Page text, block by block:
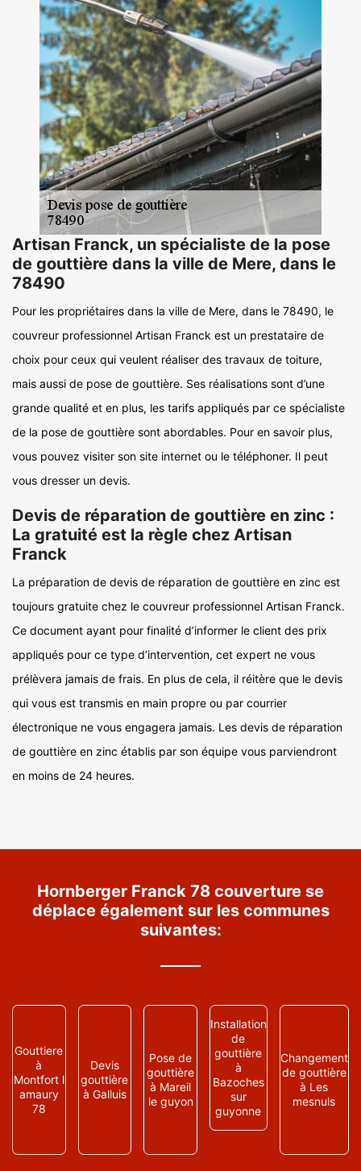
Artisan Franck, un spécialiste de la pose
de gouttière dans la ville de Mere, dans le
78490
Pour les propriétaires dans la ville de Mere, dans le 78490, le
couvreur professionnel Artisan Franck est un prestataire de
choix pour ceux qui veulent réaliser des travaux de toiture,
mais aussi de pose de gouttière. Ses réalisations sont d’une
grande qualité et en plus, les tarifs appliqués par ce spécialiste
de la pose de gouttière sont abordables. Pour en savoir plus,
vous pouvez visiter son site internet ou le téléphoner. Il peut
vous dresser un devis.
Devis de réparation de gouttière en zinc :
La gratuité est la règle chez Artisan
Franck
La préparation de devis de réparation de gouttière en zinc est
toujours gratuite chez le couvreur professionnel Artisan Franck.
Ce document ayant pour finalité d’informer le client des prix
appliqués pour ce type d’intervention, cet expert ne vous
prélèvera jamais de frais. En plus de cela, il réitère que le devis
qui vous est transmis en main propre ou par courrier
électronique ne vous engagera jamais. Les devis de réparation
de gouttière en zinc établis par son équipe vous parviendront
en moins de 24 heures.
Hornberger Franck 78 couverture se
déplace également sur les communes
suivantes:
Gouttiere
à
Montfort l
amaury
78
Devis
gouttière
à Galluis
Pose de
gouttière
à Mareil
le guyon
Installation
de
gouttière
à
Bazoches
sur
guyonne
Changement
de gouttière
à Les
mesnuls